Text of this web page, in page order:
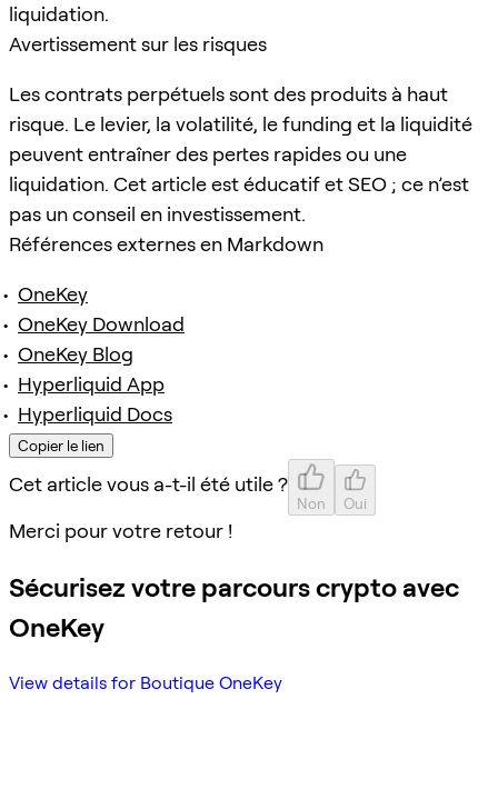
liquidation.
Avertissement sur les risques
Les contrats perpétuels sont des produits à haut
risque. Le levier, la volatilité, le funding et la liquidité
peuvent entraîner des pertes rapides ou une
liquidation. Cet article est éducatif et SEO ; ce n’est
pas un conseil en investissement.
Références externes en Markdown
OneKey
OneKey Download
OneKey Blog
Hyperliquid App
Hyperliquid Docs
Copier le lien
Cet article vous a-t-il été utile ?
Non Oui
Merci pour votre retour !
Sécurisez votre parcours crypto avec
OneKey
View details for Boutique OneKey